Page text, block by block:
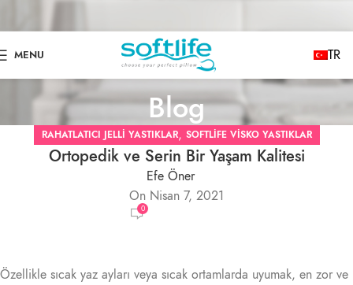
MENU TR
Blog
RAHATLATICI JELLI YASTIKLAR, SOFTLIFE VISKO YASTIKLAR
Ortopedik ve Serin Bir Yaşam Kalitesi
Efe Öner
On Nisan 7, 2021
0
Özellikle sıcak yaz ayları veya sıcak ortamlarda uyumak, en zor ve